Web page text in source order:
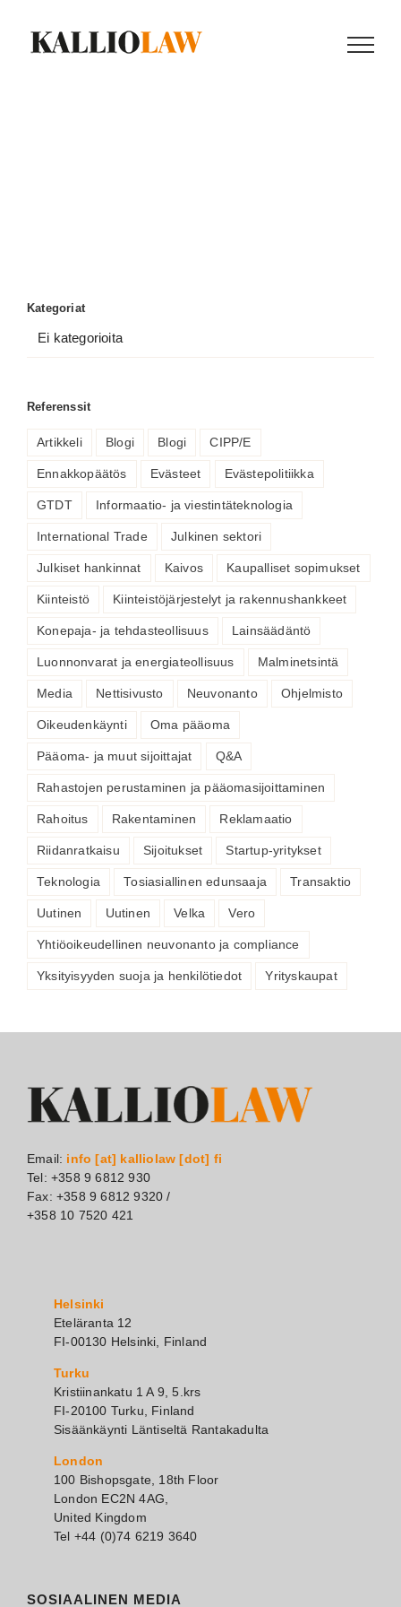
content
Kategoriat
Ei kategorioita
Referenssit
Artikkeli Blogi Blogi CIPP/E
Ennakkopäätös Evästeet Evästepolitiikka
GTDT Informaatio- ja viestintäteknologia
International Trade Julkinen sektori
Julkiset hankinnat Kaivos Kaupalliset sopimukset
Kiinteistö Kiinteistöjärjestelyt ja rakennushankkeet
Konepaja- ja tehdasteollisuus Lainsäädäntö
Luonnonvarat ja energiateollisuus Malminetsintä
Media Nettisivusto Neuvonanto Ohjelmisto
Oikeudenkäynti Oma pääoma
Pääoma- ja muut sijoittajat Q&A
Rahastojen perustaminen ja pääomasijoittaminen
Rahoitus Rakentaminen Reklamaatio
Riidanratkaisu Sijoitukset Startup-yritykset
Teknologia Tosiasiallinen edunsaaja Transaktio
Uutinen Uutinen Velka Vero
Yhtiöoikeudellinen neuvonanto ja compliance
Yksityisyyden suoja ja henkilötiedot Yrityskaupat
Email: info [at] kalliolaw [dot] fi
Tel: +358 9 6812 930
Fax: +358 9 6812 9320 /
+358 10 7520 421
Helsinki
Eteläranta 12
FI-00130 Helsinki, Finland
Turku
Kristiinankatu 1 A 9, 5.krs
FI-20100 Turku, Finland
Sisäänkäynti Läntiseltä Rantakadulta
London
100 Bishopsgate, 18th Floor
London EC2N 4AG,
United Kingdom
Tel +44 (0)74 6219 3640
SOSIAALINEN MEDIA